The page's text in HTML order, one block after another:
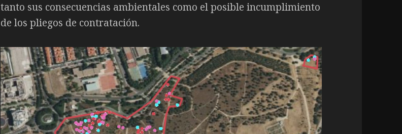
tanto sus consecuencias ambientales como el posible incumplimiento
de los pliegos de contratación.